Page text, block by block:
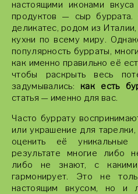
настоящими иконами
продуктов — сыр буррата.
деликатес, родом из
кухни по всему миру.
популярность бурраты,
как именно правильно её
чтобы раскрыть весь
задумывались: как есть
статья — именно для вас.
Часто буррату
или украшение для
оценить её уникальные
результате многие либо
либо не знают, с
гармонирует. Это не
настоящим вкусом, но и